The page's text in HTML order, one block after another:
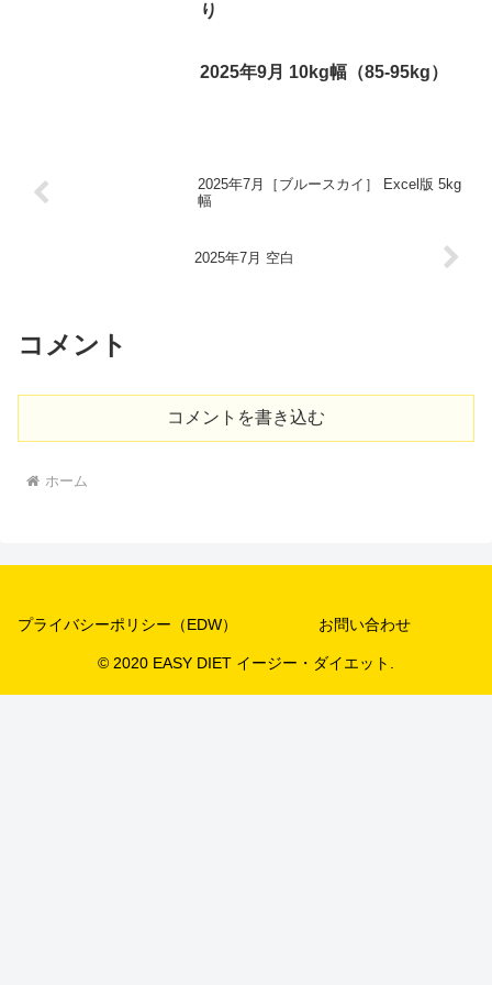
り
2025年9月 10kg幅（85-95kg）
2025年7月［ブルースカイ］ Excel版 5kg
幅
2025年7月 空白
コメント
コメントを書き込む
ホーム
プライバシーポリシー（EDW） お問い合わせ
© 2020 EASY DIET イージー・ダイエット.